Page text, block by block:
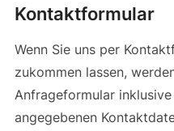
Kontaktformular
Wenn Sie uns per
zukommen lassen,
Anfrageformular
angegebenen